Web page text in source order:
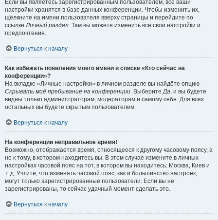
Если вы являетесь зарегистрированным пользователем, все ваши
настройки хранятся в базе данных конференции. Чтобы изменить их,
щёлкните на имени пользователя вверху страницы и перейдите по
ссылкеЛичный раздел. Там вы можете изменить все свои настройки и
предпочтения.
Вернуться к началу
Как избежать появления моего имени в списке «Кто сейчас на
конференции»?
На вкладке «Личные настройки» в личном разделе вы найдёте опцию
Скрывать моё пребывание на конференции. ВыберитеДа, и вы будете
видны только администраторам, модераторам и самому себе. Для всех
остальных вы будете скрытым пользователем.
Вернуться к началу
На конференции неправильное время!
Возможно, отображается время, относящееся к другому часовому поясу, а
не к тому, в котором находитесь вы. В этом случае измените в личных
настройках часовой пояс на тот, в котором вы находитесь: Москва, Киев и
т. д. Учтите, что изменять часовой пояс, как и большинство настроек,
могут только зарегистрированные пользователи. Если вы не
зарегистрированы, то сейчас удачный момент сделать это.
Вернуться к началу